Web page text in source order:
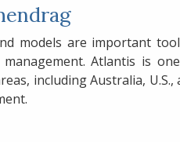
models are important
management. Atlantis is
including Australia,